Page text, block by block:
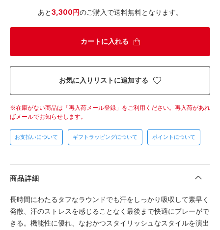
あと3,300円のご購入で送料無料となります。
カートに入れる
お気に入りリストに追加する
在庫がない商品は「再入荷メール登録」をご利用ください。 再入荷があれ
ばメールでお知らせします。
お支払いについて ギフトラッピングについて ポイントについて
商品詳細
長時間にわたるタフなラウンドでも汗をしっかり吸収して素早く
発散、汗のストレスを感じることなく最後まで快適にプレーがで
きる。機能性に優れ、なおかつスタイリッシュなスタイルを演出